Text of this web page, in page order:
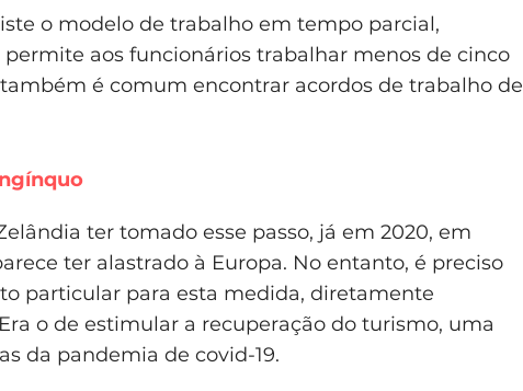
o modelo de trabalho em tempo parcial,
permite aos funcionários trabalhar menos de cinco
é comum encontrar acordos de trabalho de
ter tomado esse passo, já em 2020, em
ter alastrado à Europa. No entanto, é preciso
particular para esta medida, diretamente
o de estimular a recuperação do turismo, uma
da pandemia de covid-19.